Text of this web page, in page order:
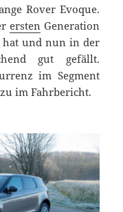
Rover Evoque.
ersten Generation
hat und nun in der
gut gefällt.
im Segment
im Fahrbericht.